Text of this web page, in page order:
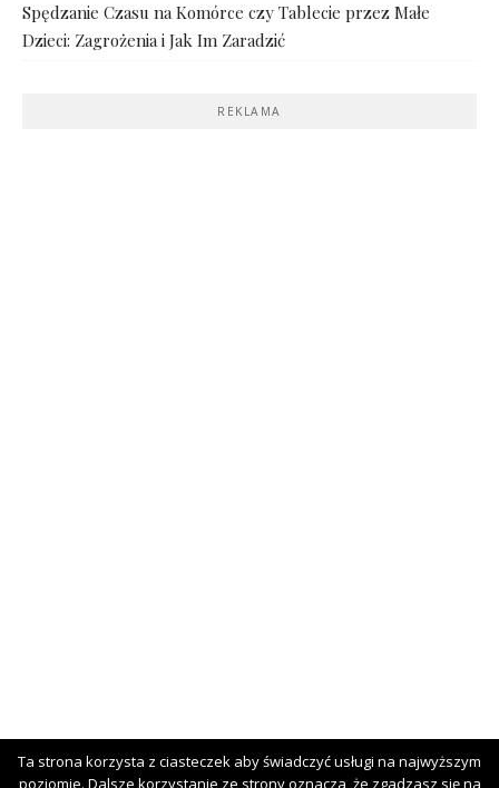
Spędzanie Czasu na Komórce czy Tablecie przez Małe
Dzieci: Zagrożenia i Jak Im Zaradzić
REKLAMA
Ta strona korzysta z ciasteczek aby świadczyć usługi na najwyższym
poziomie. Dalsze korzystanie ze strony oznacza, że zgadzasz się na